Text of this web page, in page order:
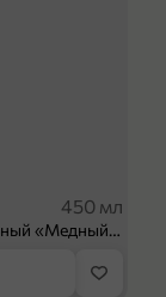
450 мл
Напиток безалкогольный «Медный Великан» Мохито-клубника, 450 мл